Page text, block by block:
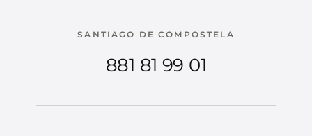
SANTIAGO DE COMPOSTELA
881 81 99 01